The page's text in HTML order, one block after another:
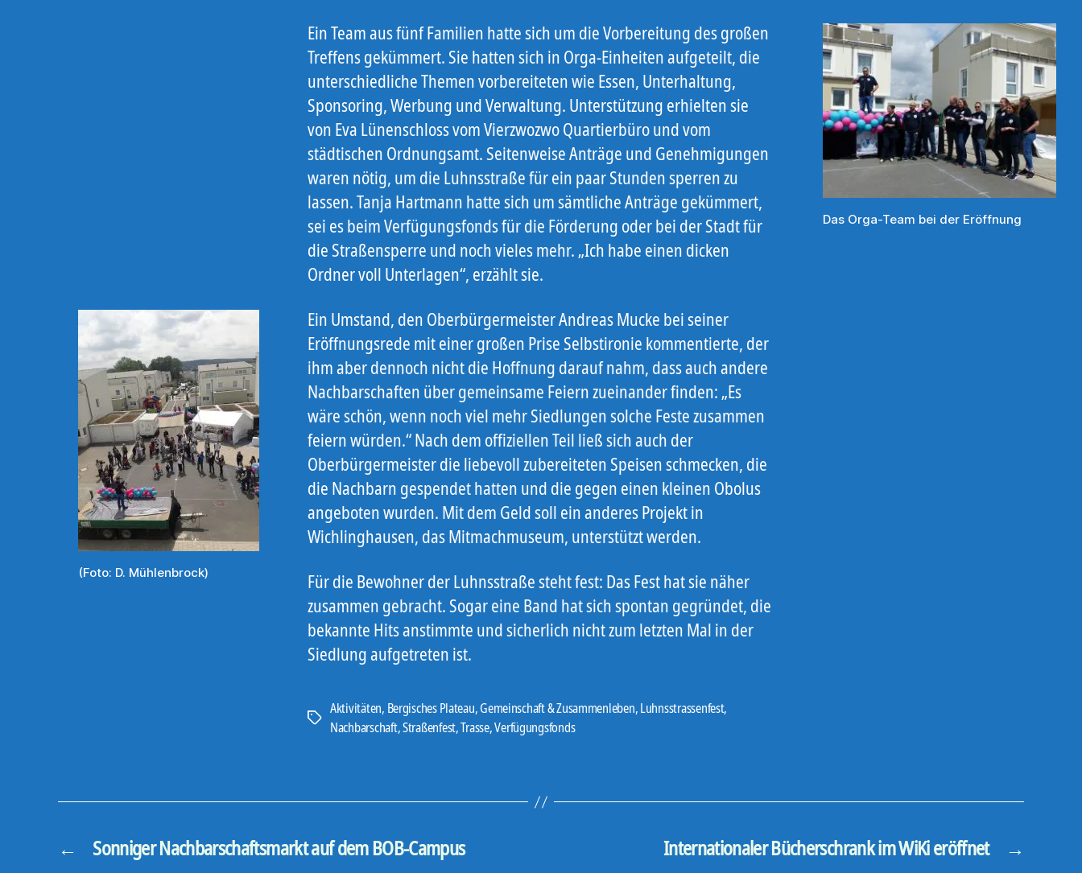
Das Orga-Team bei der Eröffnung
Ein Team aus fünf Familien hatte sich um die Vorbereitung des großen
Treffens gekümmert. Sie hatten sich in Orga-Einheiten aufgeteilt, die
unterschiedliche Themen vorbereiteten wie Essen, Unterhaltung,
Sponsoring, Werbung und Verwaltung. Unterstützung erhielten sie
von Eva Lünenschloss vom Vierzwozwo Quartierbüro und vom
städtischen Ordnungsamt. Seitenweise Anträge und Genehmigungen
waren nötig, um die Luhnsstraße für ein paar Stunden sperren zu
lassen. Tanja Hartmann hatte sich um sämtliche Anträge gekümmert,
sei es beim Verfügungsfonds für die Förderung oder bei der Stadt für
die Straßensperre und noch vieles mehr. „Ich habe einen dicken
Ordner voll Unterlagen“, erzählt sie.
(Foto: D. Mühlenbrock)
Ein Umstand, den Oberbürgermeister Andreas Mucke bei seiner
Eröffnungsrede mit einer großen Prise Selbstironie kommentierte, der
ihm aber dennoch nicht die Hoffnung darauf nahm, dass auch andere
Nachbarschaften über gemeinsame Feiern zueinander finden: „Es
wäre schön, wenn noch viel mehr Siedlungen solche Feste zusammen
feiern würden.“ Nach dem offiziellen Teil ließ sich auch der
Oberbürgermeister die liebevoll zubereiteten Speisen schmecken, die
die Nachbarn gespendet hatten und die gegen einen kleinen Obolus
angeboten wurden. Mit dem Geld soll ein anderes Projekt in
Wichlinghausen, das Mitmachmuseum, unterstützt werden.
Für die Bewohner der Luhnsstraße steht fest: Das Fest hat sie näher
zusammen gebracht. Sogar eine Band hat sich spontan gegründet, die
bekannte Hits anstimmte und sicherlich nicht zum letzten Mal in der
Siedlung aufgetreten ist.
Schlagwörter
Aktivitäten, Bergisches Plateau,Gemeinschaft & Zusammenleben,Luhnsstrassenfest,
Nachbarschaft,Straßenfest,Trasse,Verfügungsfonds
← Sonniger Nachbarschaftsmarkt auf dem BOB-Campus →
Internationaler Bücherschrank im WiKi eröffnet